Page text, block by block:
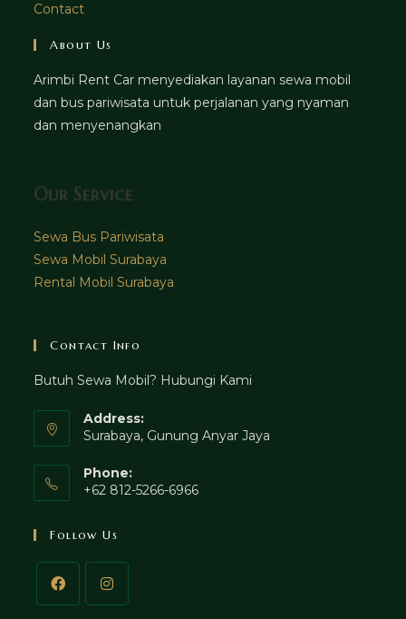
Contact
About Us
Arimbi Rent Car menyediakan layanan sewa mobil
dan bus pariwisata untuk perjalanan yang nyaman
dan menyenangkan
Our Service
Sewa Bus Pariwisata
Sewa Mobil Surabaya
Rental Mobil Surabaya
Contact Info
Butuh Sewa Mobil? Hubungi Kami
Address:
Surabaya, Gunung Anyar Jaya
Phone:
+62 812-5266-6966
Follow Us